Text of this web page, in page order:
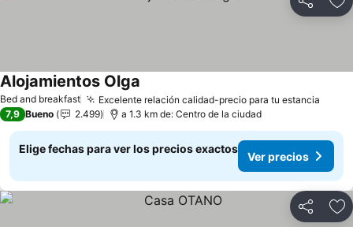
Compartir
Bed and breakfast Excelente relación calidad-precio para tu estancia
Alojamientos Olga
7,9 Bueno 2.499 a 1.3 km de: Centro de la ciudad
Elige fechas para ver los precios exactos
Ver precios
Compartir